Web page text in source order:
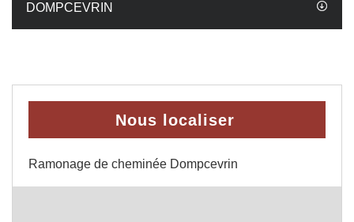
DOMPCEVRIN
Nous localiser
Ramonage de cheminée Dompcevrin